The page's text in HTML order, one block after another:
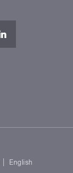
English